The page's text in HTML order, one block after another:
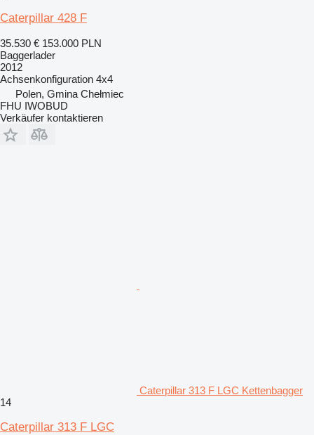
Caterpillar 428 F
35.530 € 153.000 PLN
Baggerlader
2012
Achsenkonfiguration 4x4
Polen, Gmina Chełmiec
FHU IWOBUD
Verkäufer kontaktieren
Caterpillar 313 F LGC Kettenbagger
14
Caterpillar 313 F LGC